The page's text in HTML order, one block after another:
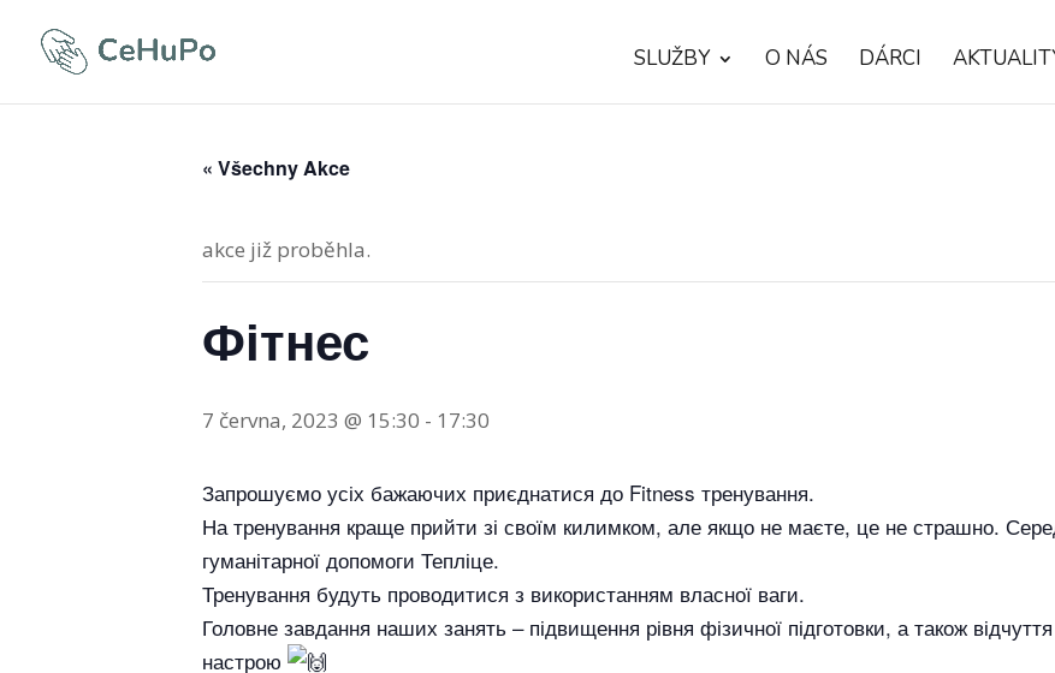
SLUŽBY O NÁS DÁRCI
« Všechny Akce
akce již proběhla.
Фітнес
7 června, 2023 @ 15:30 - 17:30
Запрошуємо усіх бажаючих приєднатися до Fitness тренування.
На тренування краще прийти зі своїм килимком, але якщо не маєте, це не страшно.
гуманітарної допомоги Тепліце.
Тренування будуть проводитися з використанням власної ваги.
Головне завдання наших занять – підвищення рівня фізичної підготовки, а також
настрою